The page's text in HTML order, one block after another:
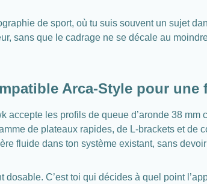
de sport, où tu suis souvent un sujet
sans que le cadrage ne se décale au
Arca-Style pour
accepte les profils de queue d’aronde 38
de plateaux rapides, de L-brackets et de
fluide dans ton système existant, sans
dosable. C’est toi qui décides à quel point